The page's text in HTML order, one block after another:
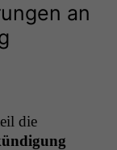
an
die